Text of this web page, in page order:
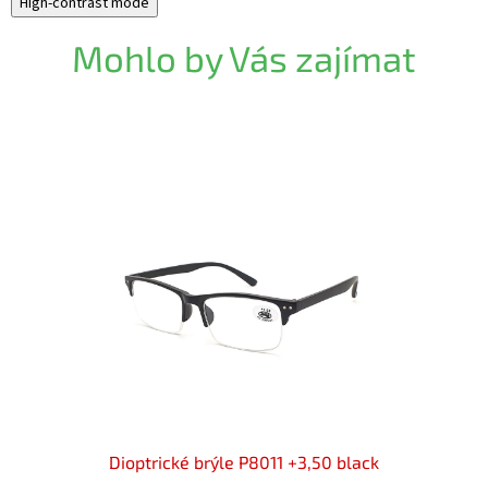
Mohlo by Vás zajímat
Dioptrické brýle P8011 +3,50 black